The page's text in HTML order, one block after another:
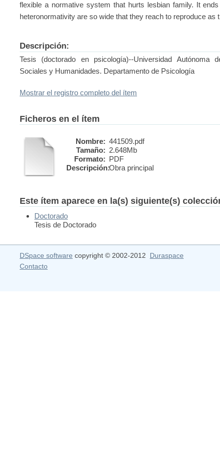
flexible a normative system that hurts lesbian family. It
heteronormativity are so wide that they reach to reproduce as
Descripción:
Tesis (doctorado en psicología)--Universidad Autónoma
Sociales y Humanidades. Departamento de Psicología
Mostrar el registro completo del ítem
Ficheros en el ítem
Nombre: 441509.pdf
Tamaño: 2.648Mb
Formato: PDF
Descripción:Obra principal
Este ítem aparece en la(s) siguiente(s)
Doctorado
Tesis de Doctorado
DSpace software copyright © 2002-2012 Duraspace
Contacto